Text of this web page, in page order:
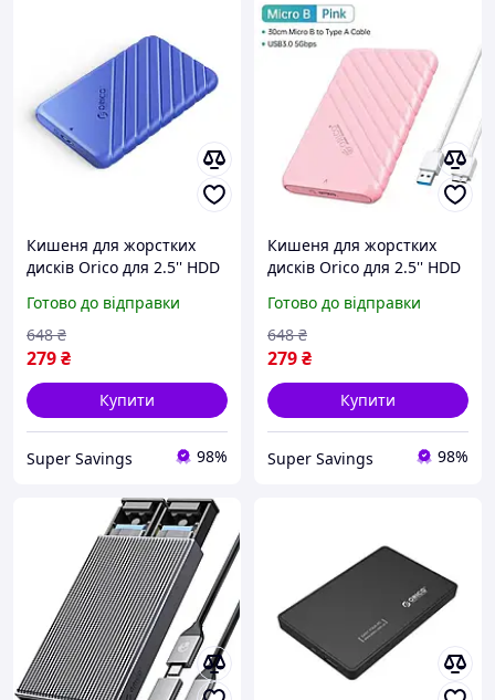
Кишеня для жорстких
дисків Orico для 2.5'' HDD
3.0 Blue
Готово до відправки
279₴
648 ₴
Купити
Super Savings 98%
Кишеня для жорстких
дисків Orico для 2.5'' HDD
3.0 Pink 25PW1-U3-PK
Готово до відправки
279₴
648 ₴
Купити
Super Savings 98%